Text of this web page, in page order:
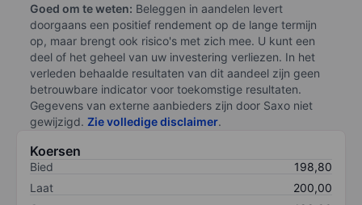
Goed om te weten: Beleggen in aandelen levert
doorgaans een positief rendement op de lange termijn
op, maar brengt ook risico's met zich mee. U kunt een
deel of het geheel van uw investering verliezen. In het
verleden behaalde resultaten van dit aandeel zijn geen
betrouwbare indicator voor toekomstige resultaten.
Gegevens van externe aanbieders zijn door Saxo niet
gewijzigd. Zie volledige disclaimer.
Koersen
Bied
198,80
Laat
200,00